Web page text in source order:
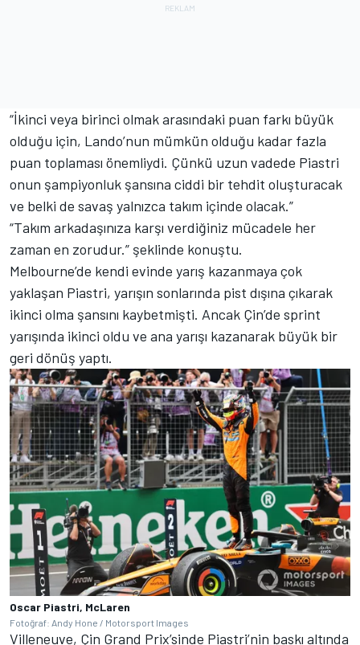
“İkinci veya birinci olmak arasındaki puan farkı büyük
olduğu için, Lando’nun mümkün olduğu kadar fazla
puan toplaması önemliydi. Çünkü uzun vadede Piastri
onun şampiyonluk şansına ciddi bir tehdit oluşturacak
ve belki de savaş yalnızca takım içinde olacak.”
“Takım arkadaşınıza karşı verdiğiniz mücadele her
zaman en zorudur.” şeklinde konuştu.
Melbourne’de kendi evinde yarış kazanmaya çok
yaklaşan Piastri, yarışın sonlarında pist dışına çıkarak
ikinci olma şansını kaybetmişti. Ancak Çin’de sprint
yarışında ikinci oldu ve ana yarışı kazanarak büyük bir
geri dönüş yaptı.
Oscar Piastri, McLaren
Fotoğraf: Andy Hone / Motorsport Images
Villeneuve, Çin Grand Prix’sinde Piastri’nin baskı altında